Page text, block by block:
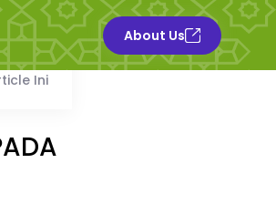
About Us
Ini